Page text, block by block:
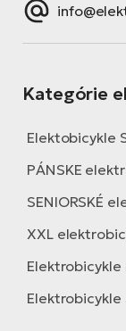
Kategórie
Elektobicykle
PÁNSKE
SENIORSKÉ
XXL
Elektrobicykle
Elektrobicykle